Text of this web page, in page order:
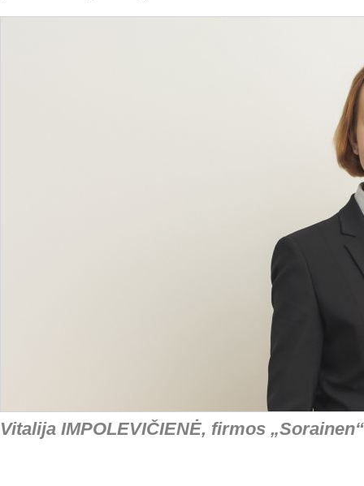
Vitalija IMPOLEVIČIENĖ, firmos